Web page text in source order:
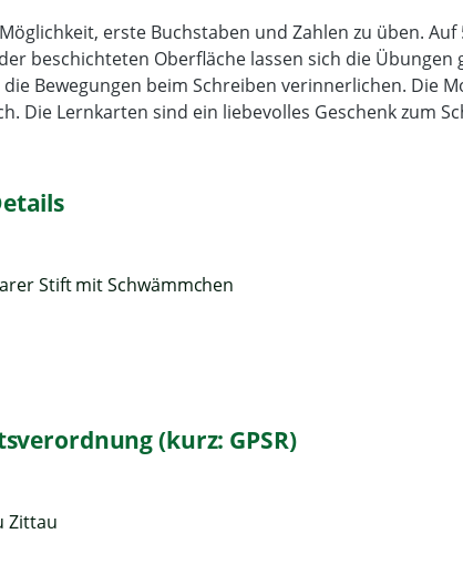
erste Buchstaben und Zahlen zu üben.
beschichteten Oberfläche lassen sich die Übungen
Bewegungen beim Schreiben verinnerlichen. Die
Die Lernkarten sind ein liebevolles Geschenk zum
Stift mit Schwämmchen
(kurz: GPSR)
Zittau